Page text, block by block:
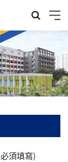
須填寫)